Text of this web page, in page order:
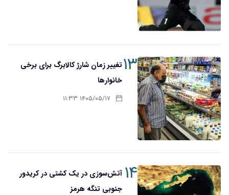
۱۳تغییر زمان شارژ کالابرگ برای برخی
خانوارها
۱۴۰۵/۰۵/۱۷ ۱۱:۳۳
۱۴ آتش‌سوزی در یک کشتی در کریدور
جنوبی تنگه هرمز